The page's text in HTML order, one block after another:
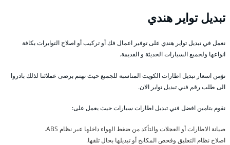
تبديل تواير هندي
نعمل في تبديل تواير هندي على توفير اعمال فك أو تركيب أو اصلاح التوايرات بكافة
انواعها ولجميع السيارات الحديثة و القديمة.
نؤمن اسعار تبديل اطارات الكويت المناسبة للجميع حيث نهتم برضى عملائنا لذلك بادروا
الى طلب رقم فني تبديل تواير الان.
نقوم بتامين افضل فني تبديل اطارات سيارات حيث يعمل على:
صيانة الاطارات أو العجلات والتأكد من ضغط الهواء داخلها عبر نظام ABS.
اصلاح نظام التعليق وفحص المكابح أو تبديلها بحال تلفها.